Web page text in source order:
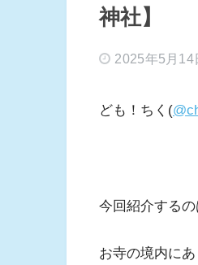
神社】
2025年5月14
ども！ちく(
今回紹介する
お寺の境内に